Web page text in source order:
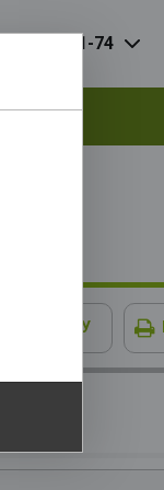
728-81-74
В КОРЗИНУ